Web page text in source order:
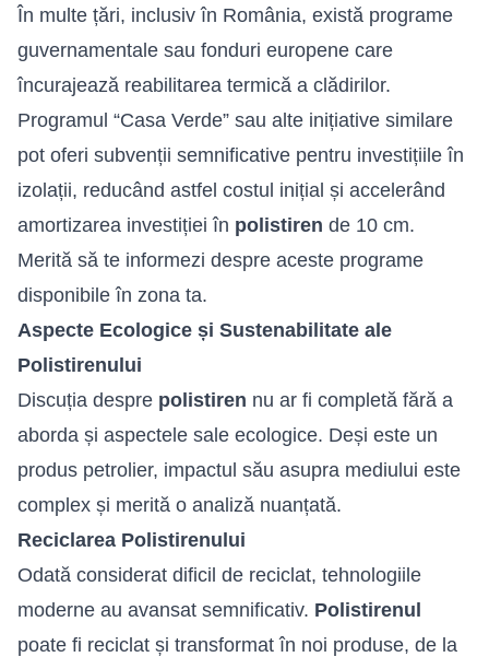
În multe țări, inclusiv în România, există programe
guvernamentale sau fonduri europene care
încurajează reabilitarea termică a clădirilor.
Programul “Casa Verde” sau alte inițiative similare
pot oferi subvenții semnificative pentru investițiile în
izolații, reducând astfel costul inițial și accelerând
amortizarea investiției în polistiren de 10 cm.
Merită să te informezi despre aceste programe
disponibile în zona ta.
Aspecte Ecologice și Sustenabilitate ale
Polistirenului
Discuția despre polistiren nu ar fi completă fără a
aborda și aspectele sale ecologice. Deși este un
produs petrolier, impactul său asupra mediului este
complex și merită o analiză nuanțată.
Reciclarea Polistirenului
Odată considerat dificil de reciclat, tehnologiile
moderne au avansat semnificativ. Polistirenul
poate fi reciclat și transformat în noi produse, de la